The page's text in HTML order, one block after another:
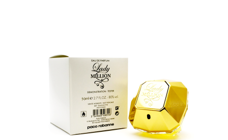
David Beckham Intimately Beckham For Him Edt 75ml